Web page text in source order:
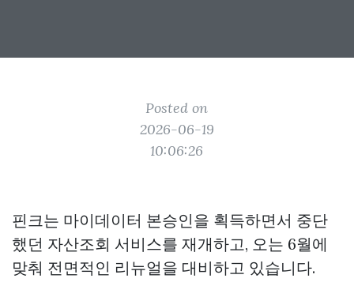
Posted on
2026-06-19
10:06:26
핀크는 마이데이터 본승인을 획득하면서 중단
했던 자산조회 서비스를 재개하고, 오는 6월에
맞춰 전면적인 리뉴얼을 대비하고 있습니다.